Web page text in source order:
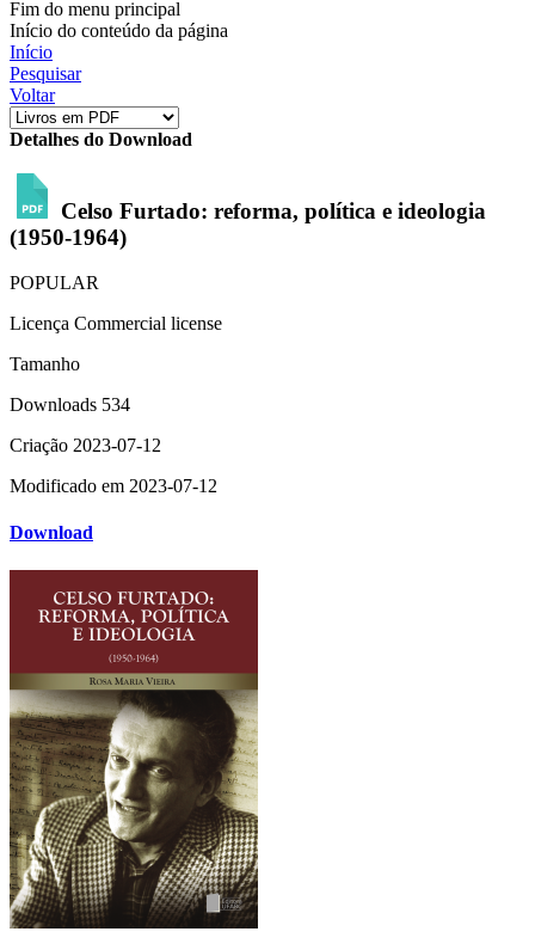
Fim do menu principal
Início do conteúdo da página
Início
Pesquisar
Voltar
Detalhes do Download
Celso Furtado: reforma, política e ideologia
(1950-1964)
POPULAR
Licença Commercial license
Tamanho
Downloads 534
Criação 2023-07-12
Modificado em 2023-07-12
Download